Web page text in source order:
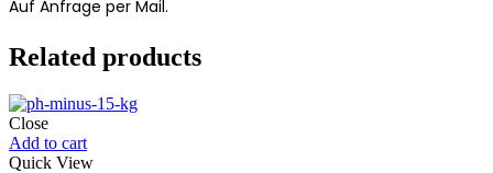
Auf Anfrage per Mail.
Related products
Close
Add to cart
Quick View